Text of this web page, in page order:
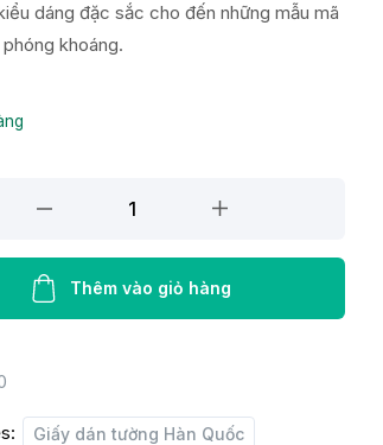
dáng đặc sắc cho đến những mẫu mã
khoáng.
Thêm vào giỏ hàng
Giấy dán tường Hàn Quốc